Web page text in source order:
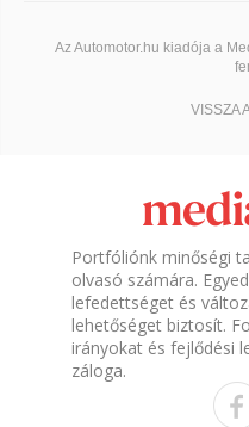
Az Automotor.hu kiadója a
VISSZA
Portfóliónk minőségi
olvasó számára.
lefedettséget és
lehetőséget biztosít.
irányokat és fejlődési
záloga.